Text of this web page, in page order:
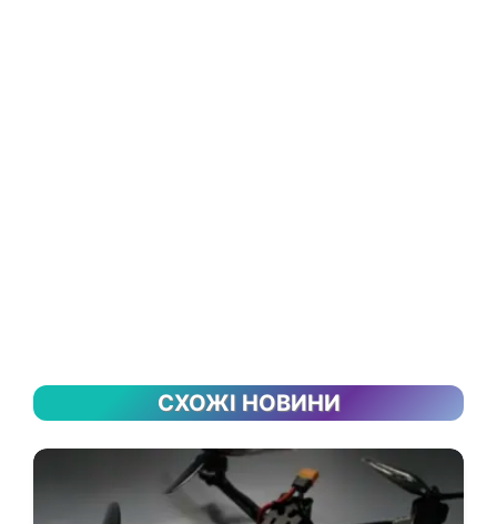
СХОЖІ НОВИНИ